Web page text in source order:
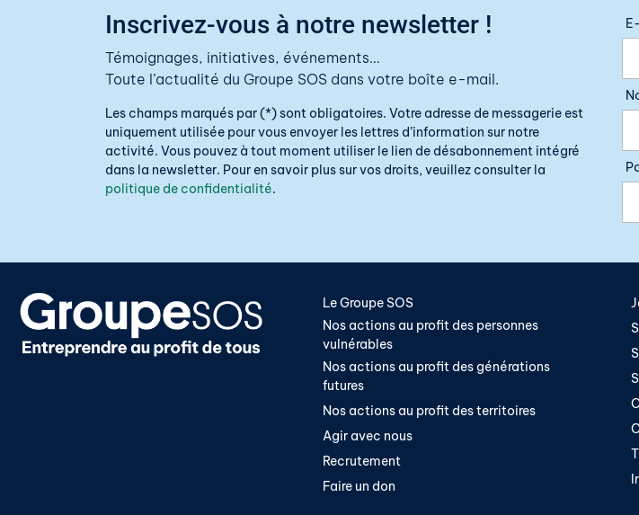
Inscrivez-vous à notre newsletter !
Témoignages, initiatives, événements…
Toute l’actualité du Groupe SOS dans votre boîte e-mail.
Les champs marqués par (*) sont obligatoires. Votre adresse de messagerie est
uniquement utilisée pour vous envoyer les lettres d’information sur notre
activité. Vous pouvez à tout moment utiliser le lien de désabonnement intégré
dans la newsletter. Pour en savoir plus sur vos droits, veuillez consulter la
politique de confidentialité.
Le Groupe SOS
Nos actions au profit des personnes
vulnérables
Nos actions au profit des générations
futures
Nos actions au profit des territoires
Agir avec nous
Recrutement
Faire un don